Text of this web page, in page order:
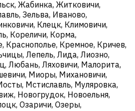
Жабинка, Житковичи,
Зельва, Иваново,
Клецк, Климовичи,
Кореличи, Корма,
Краснополье, Кремное, Кричев,
Лепель, Лида, Лиозно,
Любань, Ляховичи, Малорита,
Миоры, Михановичи,
Мстиславль, Муляровка,
Новогрудок, Новоельня,
Озаричи, Озеры,